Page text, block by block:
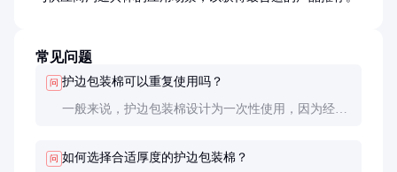
常见问题
问 护边包装棉可以重复使用吗？
一般来说，护边包装棉设计为一次性使用，因为经过
问 如何选择合适厚度的护边包装棉？